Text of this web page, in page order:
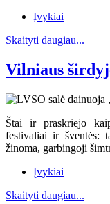
Įvykiai
Skaityti daugiau...
Vilniaus
Štai ir praskriejo
festivaliai ir šventės:
žinoma, garbingoji
Įvykiai
Skaityti daugiau...